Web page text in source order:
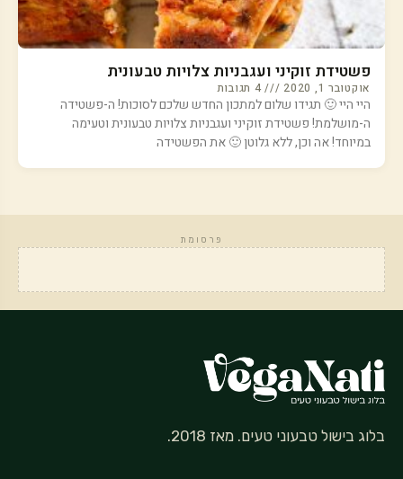
פשטידת זוקיני ועגבניות צלויות טבעונית
אוקטובר 1, 2020 4 תגובות
היי היי 🙂 תגידו שלום למתכון החדש שלכם לסוכות! ה-פשטידה
ה-מושלמת! פשטידת זוקיני ועגבניות צלויות טבעונית וטעימה
במיוחד! אה וכן, ללא גלוטן 🙂 את הפשטידה
פרסומת
בלוג בישול טבעוני טעים. מאז 2018.